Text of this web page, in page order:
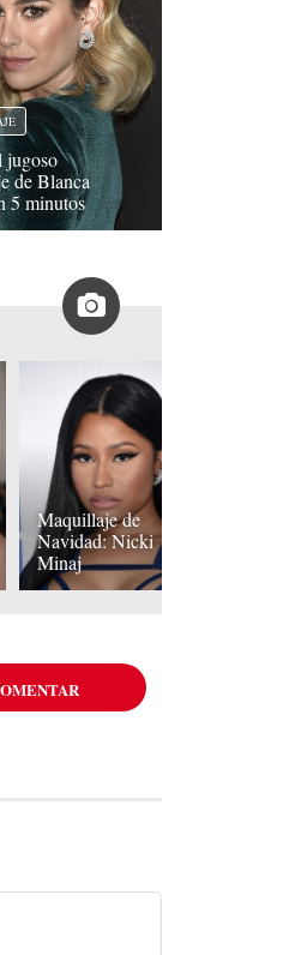
jugoso
de Blanca
5 minutos
Maquillaje de
Navidad: Nicki
Minaj